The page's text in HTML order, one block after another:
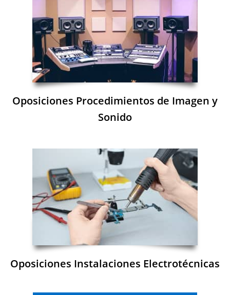
Oposiciones Procedimientos de Imagen y
Sonido
Oposiciones Instalaciones Electrotécnicas